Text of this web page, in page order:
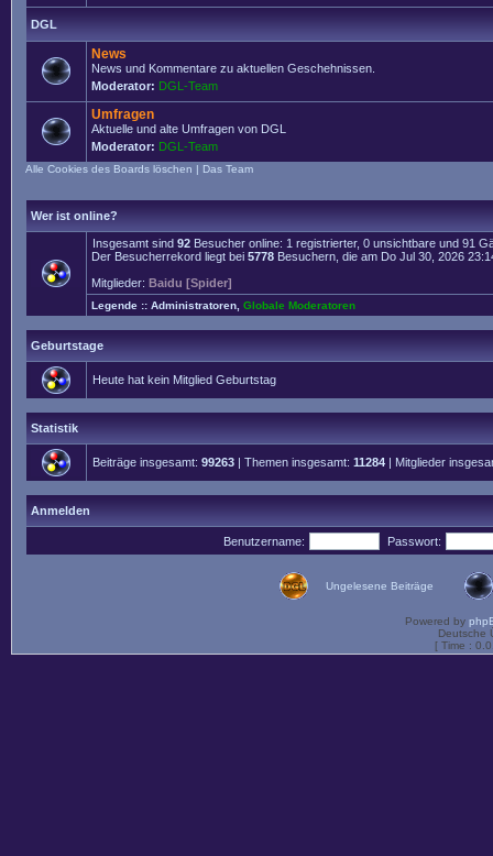
DGL
News
News und Kommentare zu aktuellen Geschehnissen.
Moderator: DGL-Team
Umfragen
Aktuelle und alte Umfragen von DGL
Moderator: DGL-Team
Alle Cookies des Boards löschen | Das Team
Wer ist online?
Insgesamt sind 92 Besucher online: 1 registrierter, 0 unsichtbare und 91
Der Besucherrekord liegt bei 5778 Besuchern, die am Do Jul 30, 2026
Mitglieder: Baidu [Spider]
Legende :: Administratoren Globale Moderatoren
Geburtstage
Heute hat kein Mitglied Geburtstag
Statistik
Beiträge insgesamt: 99263 | Themen insgesamt: 11284 | Mitglieder
Anmelden
Benutzername: Passwort:
Ungelesene Beiträge
Powered by
Deutsche
[ Time :